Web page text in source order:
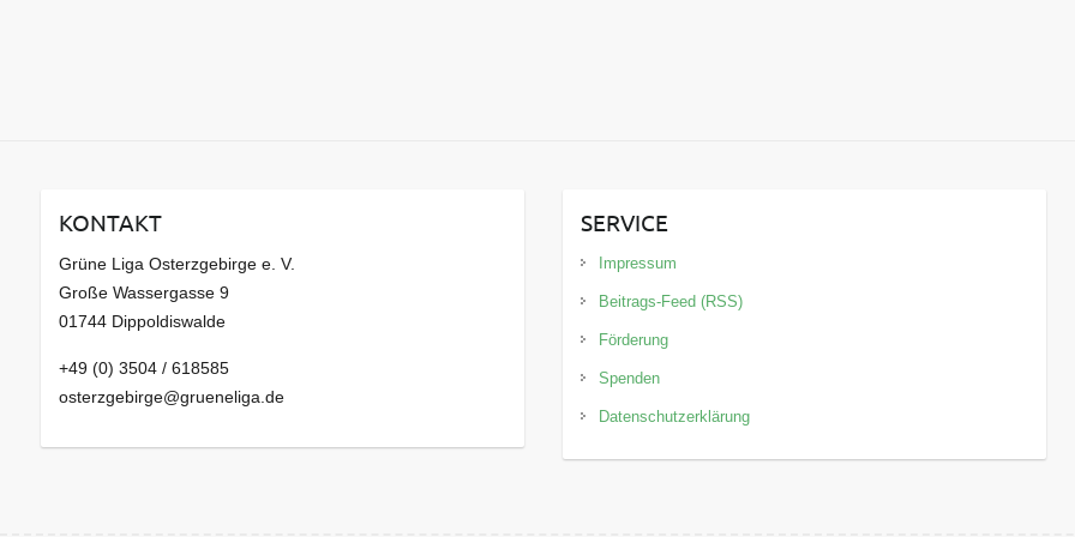
KONTAKT
Grüne Liga Osterzgebirge e. V.
Große Wassergasse 9
01744 Dippoldiswalde
+49 (0) 3504 / 618585
osterzgebirge@grueneliga.de
SERVICE
Impressum
Beitrags-Feed (RSS)
Förderung
Spenden
Datenschutzerklärung